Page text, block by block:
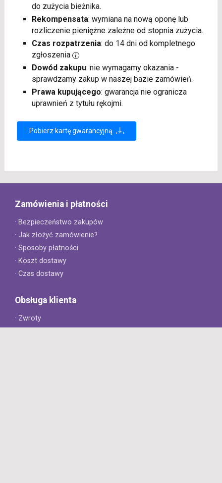
do zużycia bieżnika.
Rekompensata: wymiana na nową oponę lub
rozliczenie pieniężne zależne od stopnia zużycia.
Czas rozpatrzenia: do 14 dni od kompletnego
zgłoszenia
Dowód zakupu: nie wymagamy okazania -
sprawdzamy zakup w naszej bazie zamówień.
Prawa kupującego: gwarancja nie ogranicza
uprawnień z tytułu rękojmi.
Pobierz kartę gwarancyjną
Zamówienia i płatności
· Bezpieczeństwo zakupów
· Jak złożyć zamówienie?
· Sposoby płatności
· Koszt dostawy
· Czas dostawy
Obsługa klienta
· Zwroty